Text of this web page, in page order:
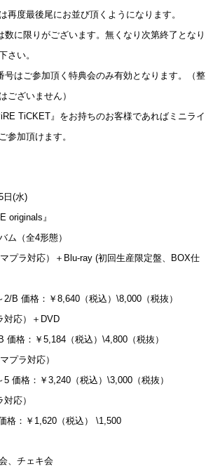
再度最後尾にお並び頂くようになります。
に限りがございます。無くなり次第終了となり
さい。
はご参加頂く特典会のみ有効となります。（整
ございません）
TiCKET』をお持ちのお客様であればミニライ
参加頂けます。
日(水)
originals』
ム（全4形態）
プラ対応）＋Blu-ray (初回生産限定盤、BOX仕
B 価格：￥8,640（税込）\8,000（税抜）
対応）＋DVD
価格：￥5,184（税込）\4,800（税抜）
プラ対応）
価格：￥3,240（税込）\3,000（税抜）
応）
格：￥1,620（税込） \1,500
、チェキ会